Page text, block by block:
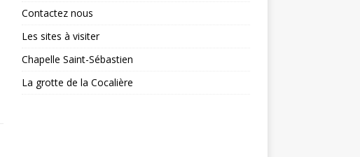
Contactez nous
Les sites à visiter
Chapelle Saint-Sébastien
La grotte de la Cocalière